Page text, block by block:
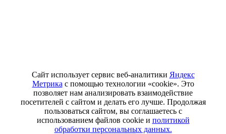
Сайт использует сервис веб-аналитики Яндекс
Метрика с помощью технологии «cookie». Это
позволяет нам анализировать взаимодействие
посетителей с сайтом и делать его лучше. Продолжая
пользоваться сайтом, вы соглашаетесь с
использованием файлов cookie и политикой
обработки персональных данных.